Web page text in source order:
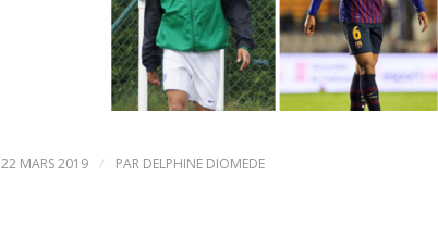
22 MARS 2019 / PAR DELPHINE DIOMEDE